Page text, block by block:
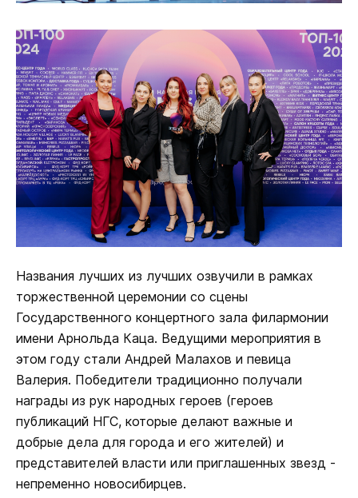
Названия лучших из лучших озвучили в рамках
торжественной церемонии со сцены
Государственного концертного зала филармонии
имени Арнольда Каца. Ведущими мероприятия в
этом году стали Андрей Малахов и певица
Валерия. Победители традиционно получали
награды из рук народных героев (героев
публикаций НГС, которые делают важные и
добрые дела для города и его жителей) и
представителей власти или приглашенных звезд -
непременно новосибирцев.